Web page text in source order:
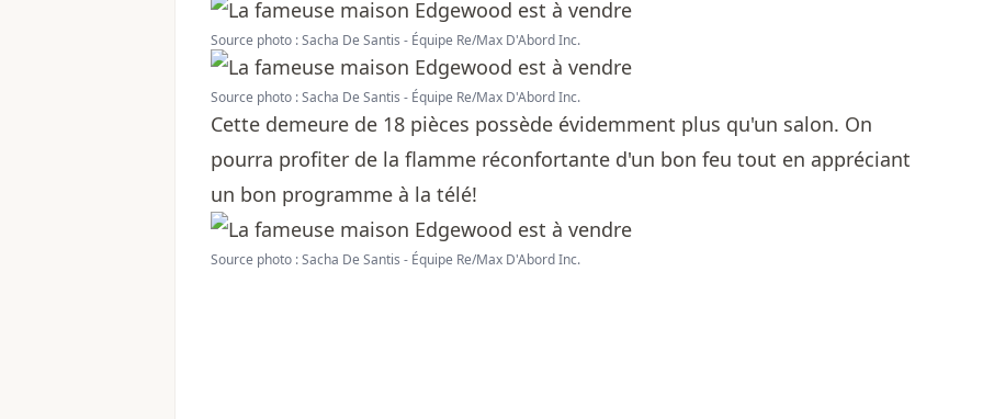
Source photo : Sacha De Santis - Équipe Re/Max D'Abord Inc.
Source photo : Sacha De Santis - Équipe Re/Max D'Abord Inc.
Cette demeure de 18 pièces possède évidemment plus qu'un salon. On
pourra profiter de la flamme réconfortante d'un bon feu tout en appréciant
un bon programme à la télé!
Source photo : Sacha De Santis - Équipe Re/Max D'Abord Inc.